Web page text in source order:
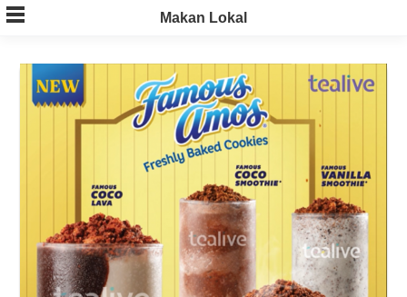
Skip
to
Makan Lokal